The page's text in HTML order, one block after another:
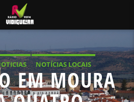
NOTÍCIAS LOCAIS
NACIONAIS
EM MOURA